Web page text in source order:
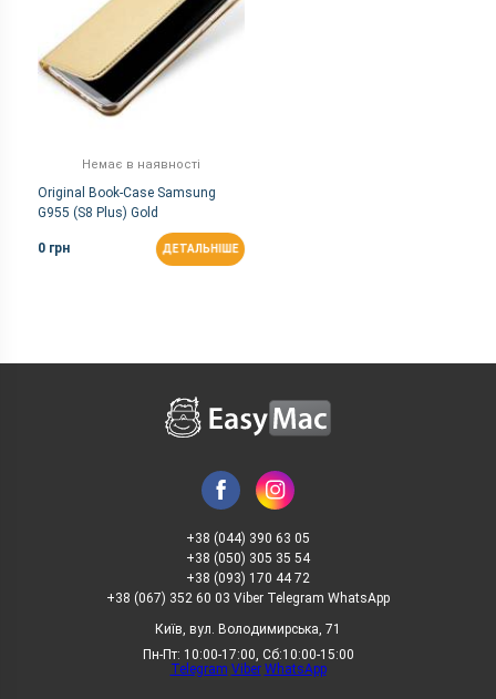
Немає в наявності
Original Book-Case Samsung
G955 (S8 Plus) Gold
0 грн ДЕТАЛЬНІШЕ
+38 (044) 390 63 05
+38 (050) 305 35 54
+38 (093) 170 44 72
+38 (067) 352 60 03 Viber Telegram WhatsApp
Київ, вул. Володимирська, 71
Пн-Пт: 10:00-17:00, Сб:10:00-15:00
Telegram Viber WhatsApp